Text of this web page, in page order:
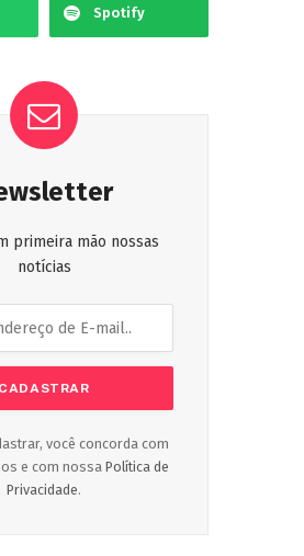
Spotify
primeira mão nossas
notícias
você concorda com
e com nossaPolítica de
Privacidade.